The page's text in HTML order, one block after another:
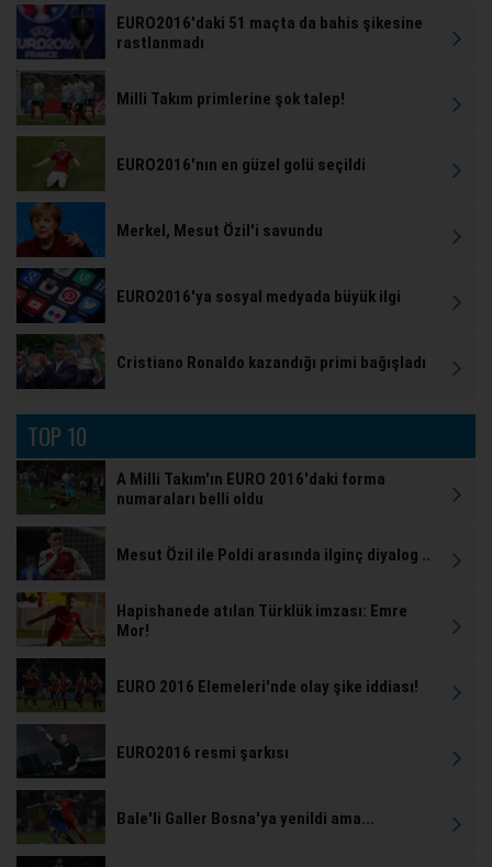
EURO2016'daki 51 maçta da bahis şikesine
rastlanmadı
Milli Takım primlerine şok talep!
EURO2016'nın en güzel golü seçildi
Merkel, Mesut Özil'i savundu
EURO2016'ya sosyal medyada büyük ilgi
Cristiano Ronaldo kazandığı primi bağışladı
TOP 10
A Milli Takım'ın EURO 2016'daki forma
numaraları belli oldu
Mesut Özil ile Poldi arasında ilginç diyalog ..
Hapishanede atılan Türklük imzası: Emre
Mor!
EURO 2016 Elemeleri'nde olay şike iddiası!
EURO2016 resmi şarkısı
Bale'li Galler Bosna'ya yenildi ama...